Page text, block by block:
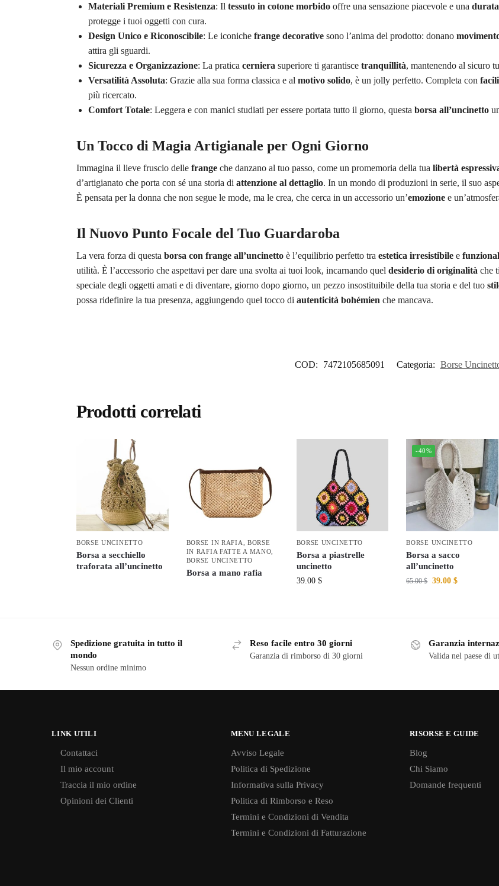
Materiali Premium e Resistenza: Il tessuto in cotone morbidooffre una sensazione piacevole e una
protegge i tuoi oggetti con cura.
Design Unico e Riconoscibile: Le iconiche frange decorativesono l’anima del prodotto: donano
attira gli sguardi.
Sicurezza e Organizzazione: La pratica cerniera superiore ti garantisce tranquillità, mantenendo al sicuro
Versatilità Assoluta: Grazie alla sua forma classica e al motivo solido, è un jolly perfetto. Completa con
più ricercato.
Comfort Totale: Leggera e con manici studiati per essere portata tutto il giorno, questa borsa all’uncinetto
Un Tocco di Magia Artigianale per Ogni Giorno
Immagina il lieve fruscio delle frangeche danzano al tuo passo, come un promemoria della tua libertà
d’artigianato che porta con sé una storia di attenzione al dettaglio. In un mondo di produzioni in serie, il suo
È pensata per la donna che non segue le mode, ma le crea, che cerca in un accessorio un’emozionee
Il Nuovo Punto Focale del Tuo Guardaroba
La vera forza di questa borsa con frange all’uncinettoè l’equilibrio perfetto tra estetica irresistibilee
utilità. È l’accessorio che aspettavi per dare una svolta ai tuoi look, incarnando quel desiderio di originalità che
speciale degli oggetti amati e di diventare, giorno dopo giorno, un pezzo insostituibile della tua storia e del tuo
possa ridefinire la tua presenza, aggiungendo quel tocco di autenticità bohémien che mancava.
COD: 7472105685091 Categoria: Borse
Prodotti correlati
BORSE UNCINETTO
Borsa a secchiello
traforata all’uncinetto
BORSE IN RAFIA
BORSE
IN RAFIA FATTE A MANO
BORSE UNCINETTO
Borsa a mano rafia
BORSE UNCINETTO
Borsa a piastrelle
uncinetto
39.00 $
-40%
BORSE UNCINETTO
Borsa a sacco
all’uncinetto
65.00$ 39.00$
Spedizione gratuita in tutto il
mondo
Nessun ordine minimo
Reso facile entro 30 giorni
Garanzia di rimborso di 30 giorni
Garanzia
Valida nel paese di
LINK UTILI
Contattaci
Il mio account
Traccia il mio ordine
Opinioni dei Clienti
MENU LEGALE
Avviso Legale
Politica di Spedizione
Informativa sulla Privacy
Politica di Rimborso e Reso
Termini e Condizioni di Vendita
Termini e Condizioni di Fatturazione
RISORSE E GUIDE
Blog
Chi Siamo
Domande frequenti